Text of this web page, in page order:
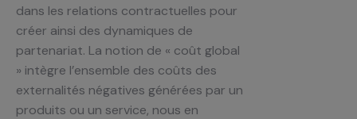
dans les relations contractuelles pour
créer ainsi des dynamiques de
partenariat. La notion de « coût global
» intègre l’ensemble des coûts des
externalités négatives générées par un
produits ou un service, nous en